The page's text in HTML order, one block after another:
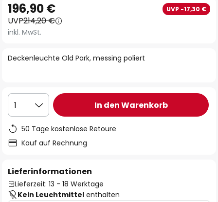
Anfang
der
Bildgalerie
Deckenleuchte Old Park, messing poliert
196,90 € UVP -17,30 €
UVP214,20 €
inkl. MwSt.
1 In den Warenkorb
50 Tage kostenlose Retoure
Kauf auf Rechnung
Lieferinformationen
Lieferzeit: 13 - 18 Werktage
Kein Leuchtmittel enthalten